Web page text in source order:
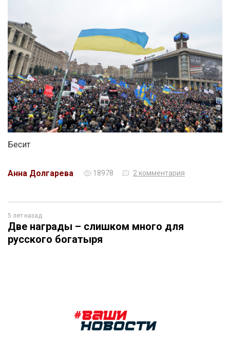
Бесит
Анна Долгарева 18978 2 комментария
5 лет назад
Две награды – слишком много для
русского богатыря